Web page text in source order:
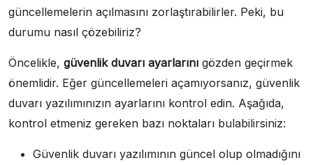
güncellemelerin açılmasını zorlaştırabilirler. Peki, bu
durumu nasıl çözebiliriz?
Öncelikle, güvenlik duvarı ayarlarını gözden geçirmek
önemlidir. Eğer güncellemeleri açamıyorsanız, güvenlik
duvarı yazılımınızın ayarlarını kontrol edin. Aşağıda,
kontrol etmeniz gereken bazı noktaları bulabilirsiniz:
Güvenlik duvarı yazılımının güncel olup olmadığını